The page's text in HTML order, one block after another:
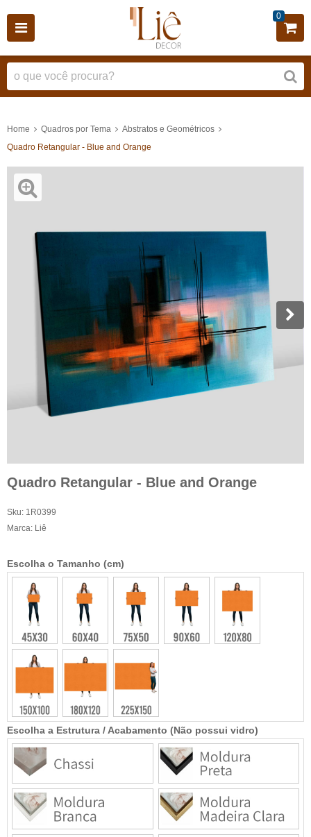
0
Home Quadros por Tema
Abstratos e Geométricos
Quadro Retangular - Blue and Orange
Quadro Retangular - Blue and Orange
Sku: 1R0399
Marca: Liê
Escolha a Estrutura / Acabamento (Não possui vidro)
Escolha o Tamanho (cm)